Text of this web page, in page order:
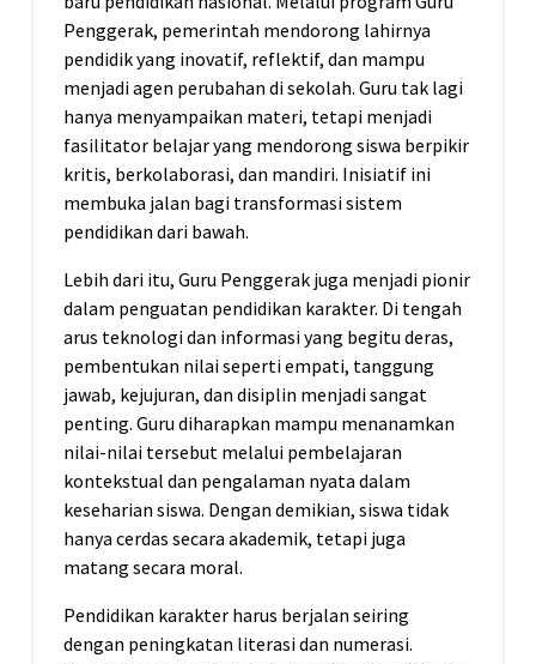
Penggerak, pemerintah mendorong lahirnya
pendidik yang inovatif, reflektif, dan mampu
menjadi agen perubahan di sekolah. Guru tak lagi
hanya menyampaikan materi, tetapi menjadi
fasilitator belajar yang mendorong siswa berpikir
kritis, berkolaborasi, dan mandiri. Inisiatif ini
membuka jalan bagi transformasi sistem
pendidikan dari bawah.
Lebih dari itu, Guru Penggerak juga menjadi pionir
dalam penguatan pendidikan karakter. Di tengah
arus teknologi dan informasi yang begitu deras,
pembentukan nilai seperti empati, tanggung
jawab, kejujuran, dan disiplin menjadi sangat
penting. Guru diharapkan mampu menanamkan
nilai-nilai tersebut melalui pembelajaran
kontekstual dan pengalaman nyata dalam
keseharian siswa. Dengan demikian, siswa tidak
hanya cerdas secara akademik, tetapi juga
matang secara moral.
Pendidikan karakter harus berjalan seiring
dengan peningkatan literasi dan numerasi.